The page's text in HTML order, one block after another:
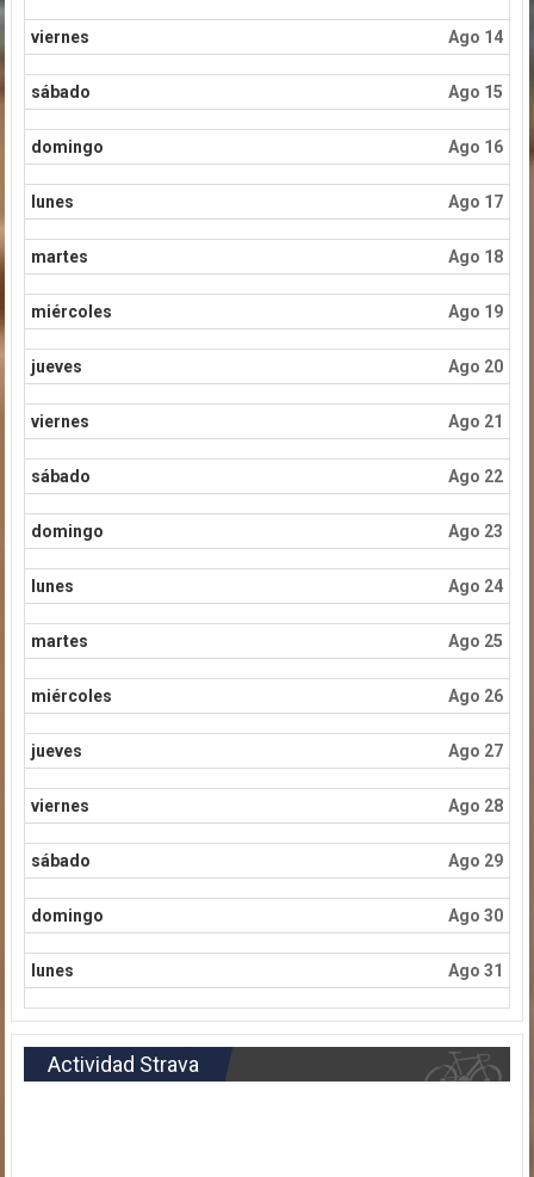
viernes Ago 14
sábado Ago 15
domingo Ago 16
lunes Ago 17
martes Ago 18
miércoles Ago 19
jueves Ago 20
viernes Ago 21
sábado Ago 22
domingo Ago 23
lunes Ago 24
martes Ago 25
miércoles Ago 26
jueves Ago 27
viernes Ago 28
sábado Ago 29
domingo Ago 30
lunes Ago 31
Actividad Strava